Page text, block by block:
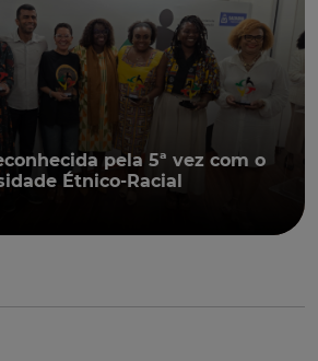
pela 5ª vez com o
Étnico-Racial